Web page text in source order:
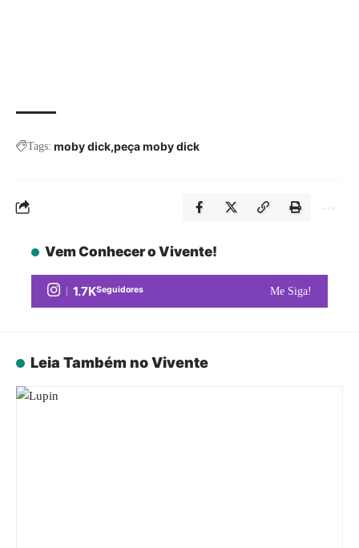
Tags: moby dick peça moby dick
Vem Conhecer o Vivente!
1.7KSeguidores Me Siga!
Leia Também no Vivente